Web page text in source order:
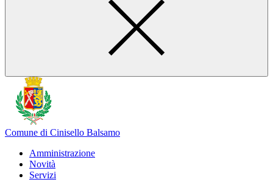
Comune di Cinisello Balsamo
Amministrazione
Novità
Servizi